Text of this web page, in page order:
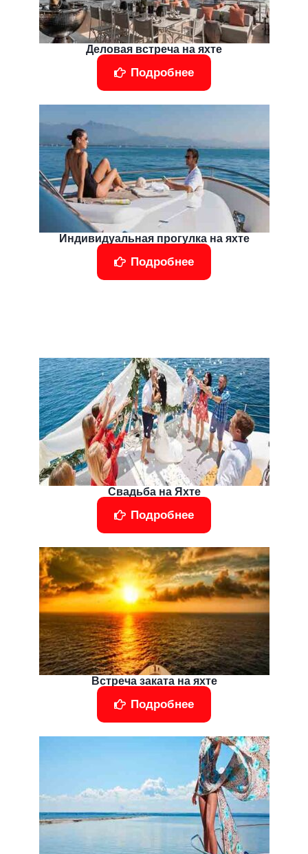
Деловая встреча на яхте
Подробнее
Индивидуальная прогулка на яхте
Подробнее
Свадьба на Яхте
Подробнее
Встреча заката на яхте
Подробнее